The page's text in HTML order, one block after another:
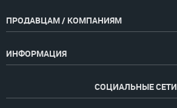
ПРОДАВЦАМ / КОМПАНИЯМ
ИНФОРМАЦИЯ
СОЦИАЛЬНЫЕ СЕТИ